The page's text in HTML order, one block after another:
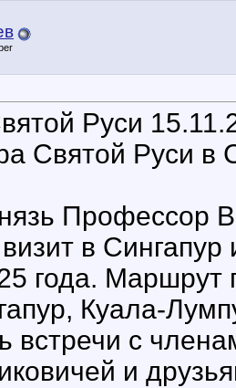
Руси
Святой Руси в
Профессор
в
года. Маршрут
Куала-
встречи с
и